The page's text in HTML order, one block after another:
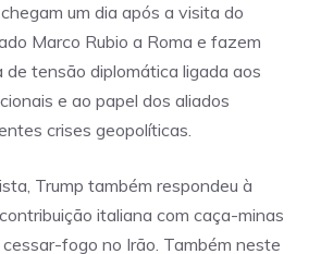
um dia após a visita do
Marco Rubio a Roma e fazem
de tensão diplomática ligada aos
e ao papel dos aliados
crises geopolíticas.
Trump também respondeu à
italiana com caça-minas
fogo no Irão. Também neste